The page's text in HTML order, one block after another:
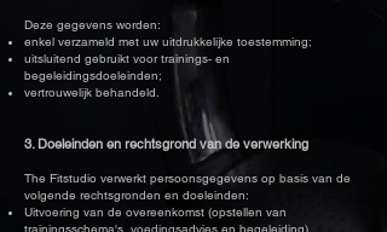
Deze gegevens worden:
enkel verzameld met uw uitdrukkelijke toestemming;
uitsluitend gebruikt voor trainings- en
begeleidingsdoeleinden;
vertrouwelijk behandeld.
3. Doeleinden en rechtsgrond van de verwerking
The Fitstudio verwerkt persoonsgegevens op basis van de
volgende rechtsgronden en doeleinden:
Uitvoering van de overeenkomst (opstellen van